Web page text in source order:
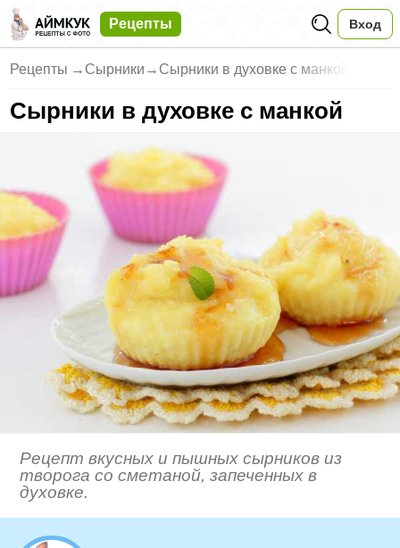
Рецепты Вход
Рецепты → Сырники → Сырники в духовке с манкой
Сырники в духовке с манкой
Рецепт вкусных и пышных сырников из
творога со сметаной, запеченных в
духовке.